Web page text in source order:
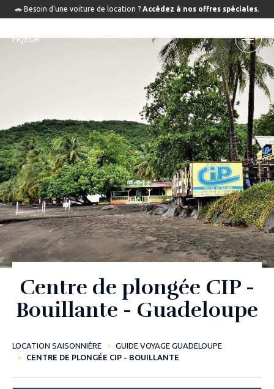
🚗 Besoin d’une voiture de location ? Accédez à nos offres spéciales.
FR/EUR
Centre de plongée CIP -
Bouillante - Guadeloupe
LOCATION SAISONNIÈRE
GUIDE VOYAGE GUADELOUPE
CENTRE DE PLONGÉE CIP - BOUILLANTE